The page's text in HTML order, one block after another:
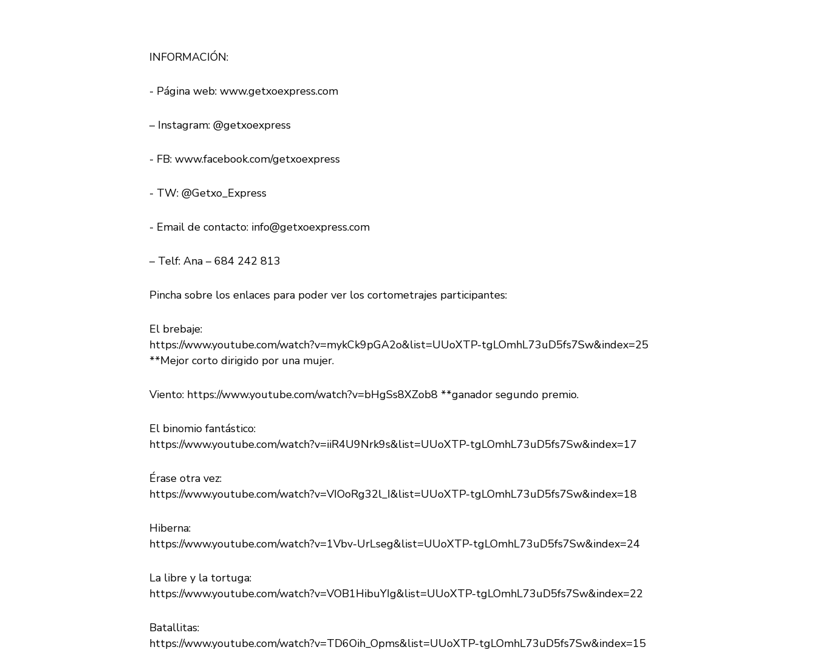
INFORMACIÓN:
-​ ​Página​ ​web:​ ​​ www.getxoexpress.com
– Instagram: @getxoexpress
-​ ​FB:​ ​​www.facebook.com/getxoexpress
-​ ​TW:​ ​@Getxo_Express
-​ ​Email​ ​de​ ​contacto:​ ​​ info@getxoexpress.com
– Telf: Ana – 684 242 813
Pincha sobre los enlaces para poder ver los cortometrajes participantes:
El brebaje:
https://www.youtube.com/watch?v=mykCk9pGA2o&list=UUoXTP-tgLOmhL73uD5fs7Sw&index=25
**Mejor corto dirigido por una mujer.
Viento: https://www.youtube.com/watch?v=bHgSs8XZob8 **ganador segundo premio.
El binomio fantástico:
https://www.youtube.com/watch?v=iiR4U9Nrk9s&list=UUoXTP-tgLOmhL73uD5fs7Sw&index=17
Érase otra vez:
https://www.youtube.com/watch?v=VIOoRg32l_I&list=UUoXTP-tgLOmhL73uD5fs7Sw&index=18
Hiberna:
https://www.youtube.com/watch?v=1Vbv-UrLseg&list=UUoXTP-tgLOmhL73uD5fs7Sw&index=24
La libre y la tortuga:
https://www.youtube.com/watch?v=VOB1HibuYIg&list=UUoXTP-tgLOmhL73uD5fs7Sw&index=22
Batallitas:
https://www.youtube.com/watch?v=TD6Oih_Opms&list=UUoXTP-tgLOmhL73uD5fs7Sw&index=15